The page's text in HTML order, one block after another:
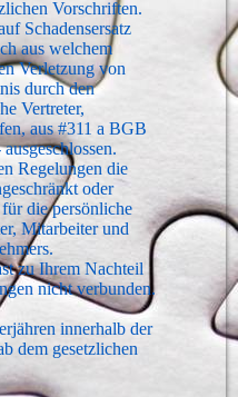
Vorschriften.
Schadensersatz
aus welchem
Verletzung von
durch den
Vertreter,
aus #311 a BGB
Regelungen die
oder
die persönliche
Mitarbeiter und
zu Ihrem Nachteil
nicht verbunden.
innerhalb der
dem gesetzlichen